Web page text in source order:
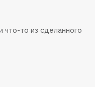
что-то из сделанного